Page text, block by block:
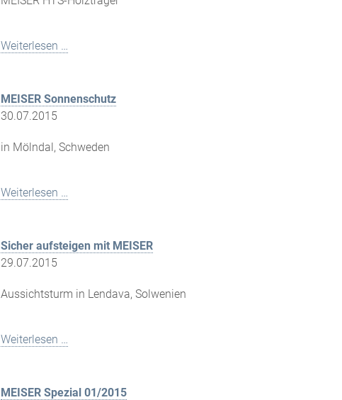
Weiterlesen …
MEISER Sonnenschutz
30.07.2015
in Mölndal, Schweden
Weiterlesen …
Sicher aufsteigen mit MEISER
29.07.2015
Aussichtsturm in Lendava, Solwenien
Weiterlesen …
MEISER Spezial 01/2015